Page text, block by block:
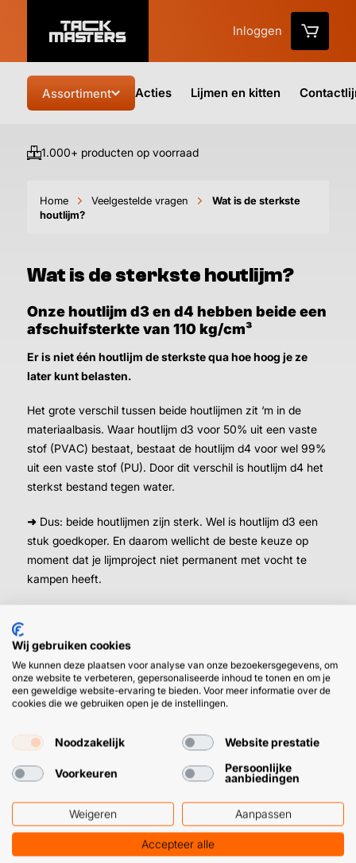
Inloggen
Assortiment Acties Lijmen en kitten
1.000+ producten op voorraad
Home Veelgestelde vragen
Wat is de sterkste
houtlijm?
Wat is de sterkste houtlijm?
Onze houtlijm d3 en d4 hebben beide een
afschuifsterkte van 110 kg/cm³
Er is niet één houtlijm de sterkste qua hoe hoog je ze
later kunt belasten.
Het grote verschil tussen beide houtlijmen zit ‘m in de
materiaalbasis. Waar houtlijm d3 voor 50% uit een vaste
stof (PVAC) bestaat, bestaat de houtlijm d4 voor wel 99%
uit een vaste stof (PU). Door dit verschil is houtlijm d4 het
sterkst bestand tegen water.
➜ Dus: beide houtlijmen zijn sterk. Wel is houtlijm d3 een
stuk goedkoper. En daarom wellicht de beste keuze op
moment dat je lijmproject niet permanent met vocht te
kampen heeft.
HULP OF ADVIES NODIG?
+31 (0) 85 303
+31 (0) 6 11
12 09 51
Wij gebruiken cookies
We kunnen deze plaatsen voor analyse van onze bezoekersgegevens, om
onze website te verbeteren, gepersonaliseerde inhoud te tonen en om je
een geweldige website-ervaring te bieden. Voor meer informatie over de
cookies die we gebruiken open je de instellingen.
Noodzakelijk Website prestatie
Voorkeuren
Persoonlijke
aanbiedingen
Weigeren Aanpassen
Accepteer alle